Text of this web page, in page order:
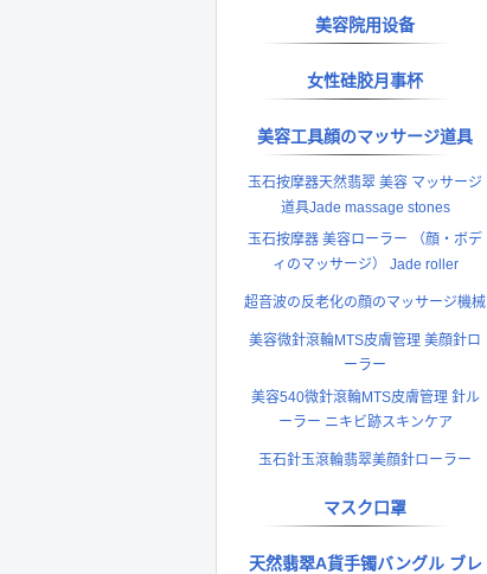
美容院用设备
女性硅胶月事杯
美容工具顔のマッサージ道具
玉石按摩器天然翡翠 美容 マッサージ
道具Jade massage stones
玉石按摩器 美容ローラー （顔・ボデ
ィのマッサージ） Jade roller
超音波の反老化の顔のマッサージ機械
美容微針滾輪MTS皮膚管理 美顔針ロ
ーラー
美容540微針滾輪MTS皮膚管理 針ル
ーラー ニキビ跡スキンケア
玉石針玉滾輪翡翠美顔針ローラー
マスク口罩
天然翡翠A貨手镯バングル ブレ